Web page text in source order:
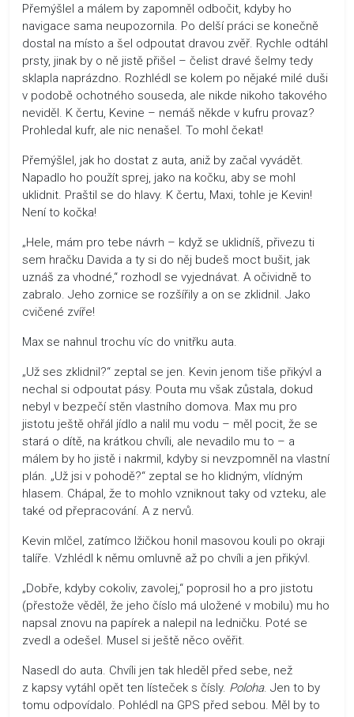
Přemýšlel a málem by zapomněl odbočit, kdyby ho
navigace sama neupozornila. Po delší práci se konečně
dostal na místo a šel odpoutat dravou zvěř. Rychle odtáhl
prsty, jinak by o ně jistě přišel – čelist dravé šelmy tedy
sklapla naprázdno. Rozhlédl se kolem po nějaké milé duši
v podobě ochotného souseda, ale nikde nikoho takového
neviděl. K čertu, Kevine – nemáš někde v kufru provaz?
Prohledal kufr, ale nic nenašel. To mohl čekat!
Přemýšlel, jak ho dostat z auta, aniž by začal vyvádět.
Napadlo ho použít sprej, jako na kočku, aby se mohl
uklidnit. Praštil se do hlavy. K čertu, Maxi, tohle je Kevin!
Není to kočka!
„Hele, mám pro tebe návrh – když se uklidníš, přivezu ti
sem hračku Davida a ty si do něj budeš moct bušit, jak
uznáš za vhodné,“ rozhodl se vyjednávat. A očividně to
zabralo. Jeho zornice se rozšířily a on se zklidnil. Jako
cvičené zvíře!
Max se nahnul trochu víc do vnitřku auta.
„Už ses zklidnil?“ zeptal se jen. Kevin jenom tiše přikývl a
nechal si odpoutat pásy. Pouta mu však zůstala, dokud
nebyl v bezpečí stěn vlastního domova. Max mu pro
jistotu ještě ohřál jídlo a nalil mu vodu – měl pocit, že se
stará o dítě, na krátkou chvíli, ale nevadilo mu to – a
málem by ho jistě i nakrmil, kdyby si nevzpomněl na vlastní
plán. „Už jsi v pohodě?“ zeptal se ho klidným, vlídným
hlasem. Chápal, že to mohlo vzniknout taky od vzteku, ale
také od přepracování. A z nervů.
Kevin mlčel, zatímco lžičkou honil masovou kouli po okraji
talíře. Vzhlédl k němu omluvně až po chvíli a jen přikývl.
„Dobře, kdyby cokoliv, zavolej,“ poprosil ho a pro jistotu
(přestože věděl, že jeho číslo má uložené v mobilu) mu ho
napsal znovu na papírek a nalepil na ledničku. Poté se
zvedl a odešel. Musel si ještě něco ověřit.
Nasedl do auta. Chvíli jen tak hleděl před sebe, než
z kapsy vytáhl opět ten lísteček s čísly. Poloha. Jen to by
tomu odpovídalo. Pohlédl na GPS před sebou. Měl by to